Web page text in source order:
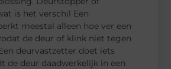
is het verschil Een
meestal alleen hoe ver een
de deur of klink niet tegen
deurvastzetter doet iets
de deur daadwerkelijk in een